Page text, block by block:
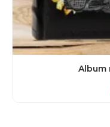
Album